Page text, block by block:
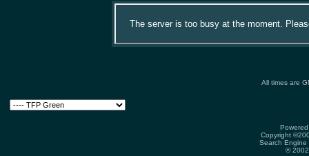
The server is too busy at the moment.
All times are
Copyright
Search
©